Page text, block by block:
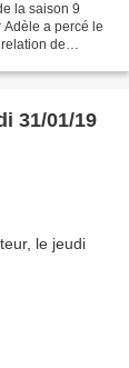
la saison 9
a percé le
de
31/01/19